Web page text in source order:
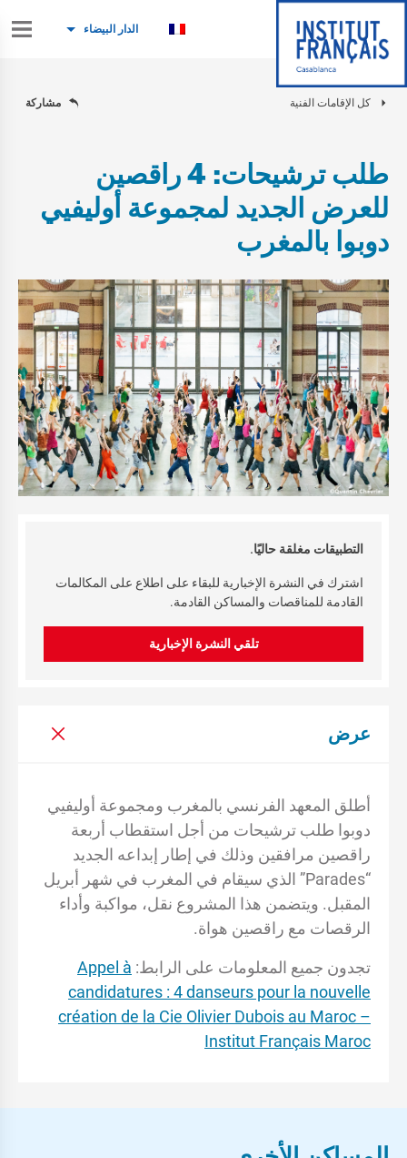
الدار البيضاء
كل الإقامات الفنية مشاركة
طلب ترشيحات: 4 راقصين
للعرض الجديد لمجموعة أوليفيي
دوبوا بالمغرب
التطبيقات مغلقة حاليًا.
اشترك في النشرة الإخبارية للبقاء على اطلاع على المكالمات
القادمة للمناقصات والمساكن القادمة.
تلقي النشرة الإخبارية
عرض
أطلق المعهد الفرنسي بالمغرب ومجموعة أوليفيي
دوبوا طلب ترشيحات من أجل استقطاب أربعة
راقصين مرافقين وذلك في إطار إبداعه الجديد
“Parades” الذي سيقام في المغرب في شهر أبريل
المقبل. ويتضمن هذا المشروع نقل، مواكبة وأداء
الرقصات مع راقصين هواة.
تجدون جميع المعلومات على الرابط: Appel à
candidatures : 4 danseurs pour la nouvelle
création de la Cie Olivier Dubois au Maroc –
Institut Français Maroc